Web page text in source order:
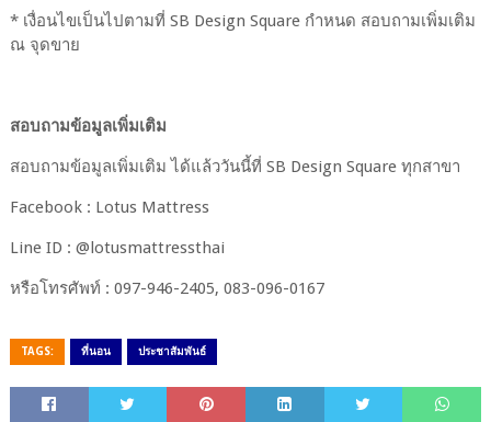
* เงื่อนไขเป็นไปตามที่ SB Design Square กำหนด สอบถามเพิ่มเติม
ณ จุดขาย
สอบถามข้อมูลเพิ่มเติม
สอบถามข้อมูลเพิ่มเติม ได้แล้ววันนี้ที่ SB Design Square ทุกสาขา
Facebook : Lotus Mattress
Line ID : @lotusmattressthai
หรือโทรศัพท์ : 097-946-2405, 083-096-0167
TAGS: ที่นอน ประชาสัมพันธ์